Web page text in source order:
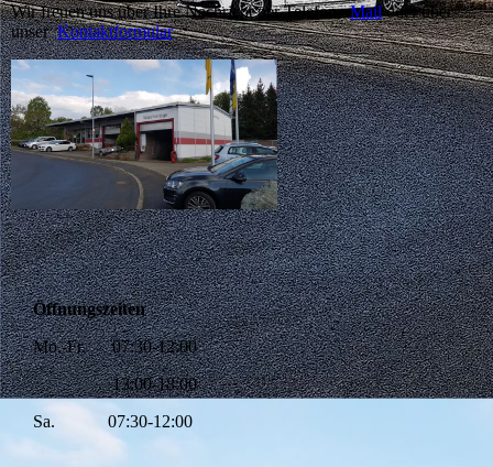
Wir freuen uns über Ihre Nachricht per Telefon,Mailoder über
unserKontaktformular
Öffnungszeiten
Mo.-Fr. 07:30-12:00
13:00-18:00
Sa. 07:30-12:00